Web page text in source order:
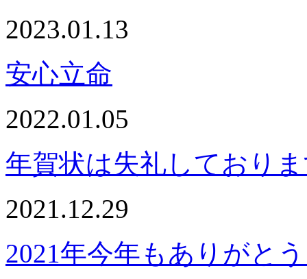
2023.01.13
安心立命
2022.01.05
年賀状は失礼しており
2021.12.29
2021年今年もありがと